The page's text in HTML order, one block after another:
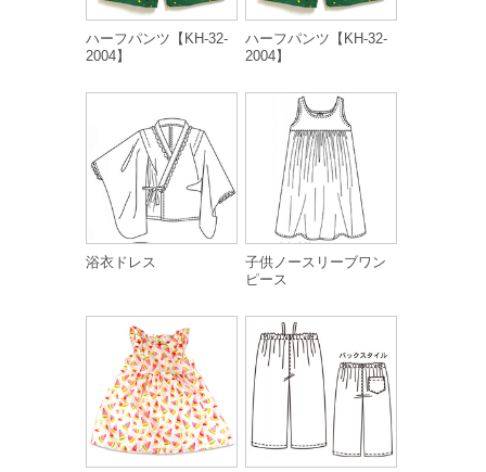
ハーフパンツ【KH-32-
2004】
ハーフパンツ【KH-32-
2004】
浴衣ドレス
子供ノースリーブワン
ピース